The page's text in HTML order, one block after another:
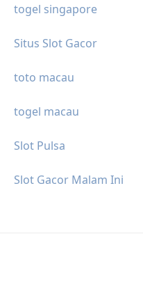
togel singapore
Situs Slot Gacor
toto macau
togel macau
Slot Pulsa
Slot Gacor Malam Ini